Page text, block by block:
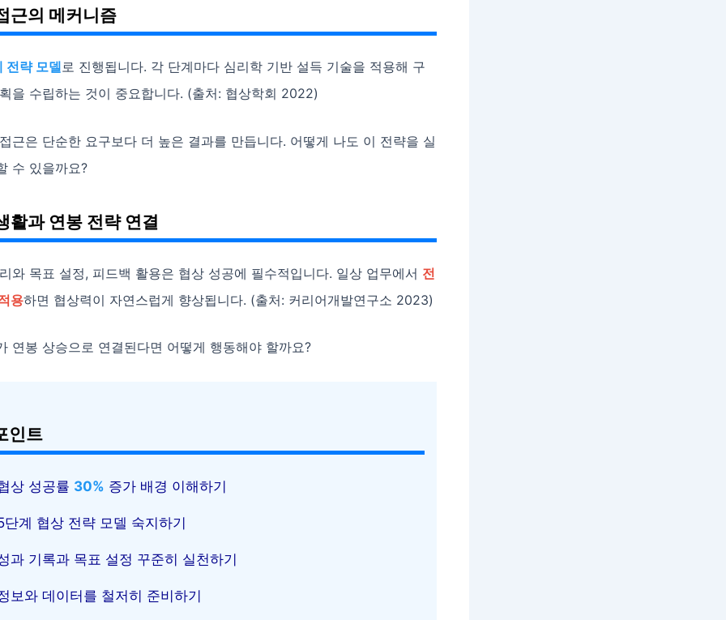
근의 메커니즘
전략 모델로 진행됩니다. 각 단계마다 심리학 기반 설득 기술을 적용해 구
을 수립하는 것이 중요합니다. (출처: 협상학회 2022)
근은 단순한 요구보다 더 높은 결과를 만듭니다. 어떻게 나도 이 전략을 실
수 있을까요?
활과 연봉 전략 연결
와 목표 설정, 피드백 활용은 협상 성공에 필수적입니다. 일상 업무에서 전
용하면 협상력이 자연스럽게 향상됩니다. (출처: 커리어개발연구소 2023)
연봉 상승으로 연결된다면 어떻게 행동해야 할까요?
인트
상 성공률 30% 증가 배경 이해하기
단계 협상 전략 모델 숙지하기
과 기록과 목표 설정 꾸준히 실천하기
보와 데이터를 철저히 준비하기